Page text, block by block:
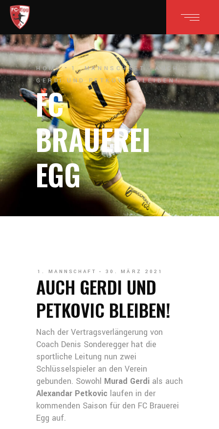
HOME 1. MANNSCHAFT
AUCH
GERDI UND PETKOVIC BLEIBEN!
FC
BRAUEREI
EGG
1. MANNSCHAFT 30. MÄRZ 2021
AUCH GERDI UND
PETKOVIC BLEIBEN!
Nach der Vertragsverlängerung von
Coach Denis Sonderegger hat die
sportliche Leitung nun zwei
Schlüsselspieler an den Verein
gebunden. Sowohl Murad Gerdi als auch
Alexandar Petkovic laufen in der
kommenden Saison für den FC Brauerei
Egg auf.